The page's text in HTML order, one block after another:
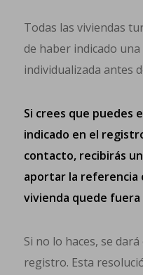
Todas las viviendas
de haber indicado
individualizada antes
Si crees que puedes
indicado en el
contacto, recibirás
aportar la
vivienda quede
Si no lo haces, se
registro. Esta